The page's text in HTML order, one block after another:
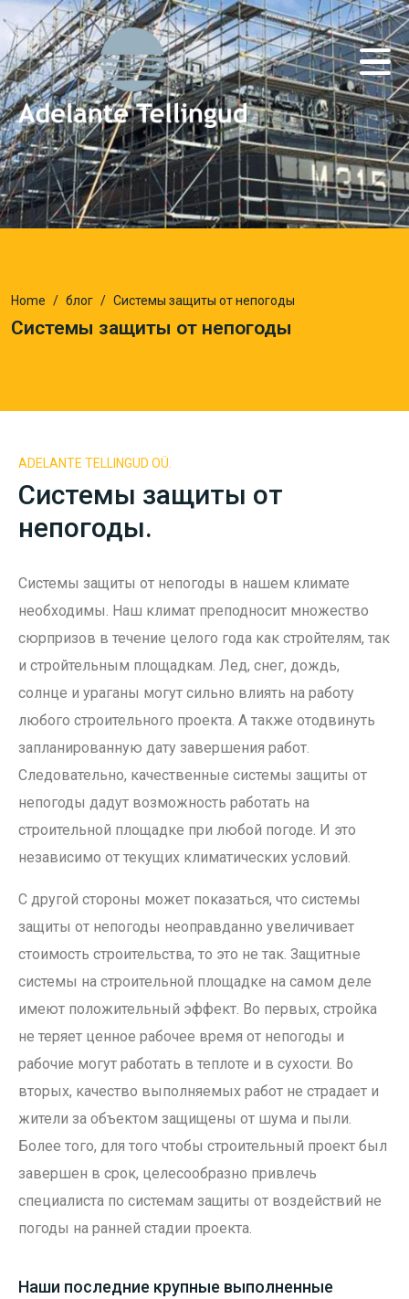
Home блог Системы защиты от непогоды
Системы защиты от непогоды
ADELANTE TELLINGUD OÜ.
Системы защиты от
непогоды.
Системы защиты от непогоды в нашем климате
необходимы. Наш климат преподносит множество
сюрпризов в течение целого года как стройтелям, так
и стройтельным площадкам. Лед, снег, дождь,
солнце и ураганы могут сильно влиять на работу
любого строительного проекта. А также отодвинуть
запланированную дату завершения работ.
Следовательно, качественные системы защиты от
непогоды дадут возможность работать на
строительной площадке при любой погоде. И это
независимо от текущих климатических условий.
С другой стороны может показаться, что системы
защиты от непогоды неоправданно увеличивает
стоимость строительства, то это не так. Защитные
системы на строительной площадке на самом деле
имеют положительный эффект. Во первых, стройка
не теряет ценное рабочее время от непогоды и
рабочие могут работать в теплоте и в сухости. Во
вторых, качество выполняемых работ не страдает и
жители за объектом защищены от шума и пыли.
Более того, для того чтобы строительный проект был
завершен в срок, целесообразно привлечь
специалиста по системам защиты от воздействий не
погоды на ранней стадии проекта.
Наши последние крупные выполненные